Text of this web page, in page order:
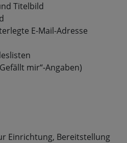
Titelbild
E-Mail-Adresse
mir“-Angaben)
Einrichtung, Bereitstellung